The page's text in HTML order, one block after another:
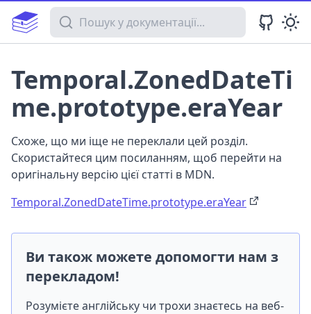
Пошук у документації
Temporal.ZonedDateTi
me.prototype.eraYear
Схоже, що ми іще не переклали цей розділ.
Скористайтеся цим посиланням, щоб перейти на
оригінальну версію цієї статті в MDN.
Temporal.ZonedDateTime.prototype.eraYear
Ви також можете допомогти нам з
перекладом!
Розумієте англійську чи трохи знаєтесь на веб-